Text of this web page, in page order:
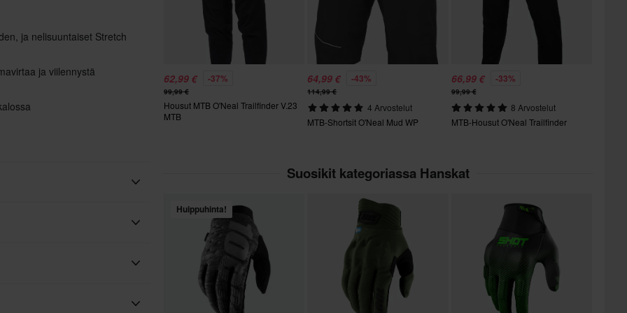
ja nelisuuntaiset Stretch
ja viilennystä
O'Neal
62,99 € -37%
99,99 €
Housut MTB O'Neal Trailfinder V.23
MTB
64,99 € -43%
114,99 €
4 Arvostelut
MTB-Shortsit O'Neal Mud WP
66,99 € -33%
99,99 €
8 Arvostelut
MTB-Housut O'Neal Trailfinder
Suosikit kategoriassa Hanskat
Huippuhinta!